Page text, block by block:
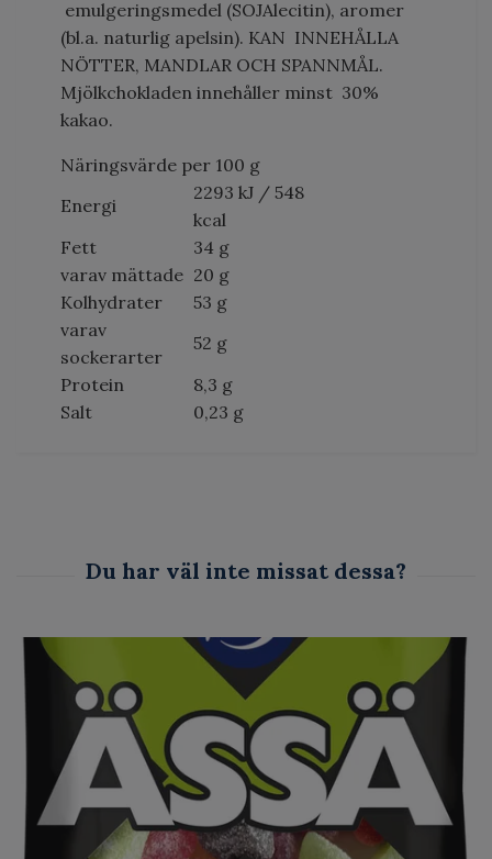
emulgeringsmedel (SOJAlecitin), aromer
(bl.a. naturlig apelsin). KAN INNEHÅLLA
NÖTTER, MANDLAR OCH SPANNMÅL.
Mjölkchokladen innehåller minst 30%
kakao.
Näringsvärde per 100 g
Energi
2293 kJ / 548
kcal
Fett
34 g
varav mättade 20 g
Kolhydrater
53 g
varav
sockerarter
52 g
Protein
8,3 g
Salt
0,23 g